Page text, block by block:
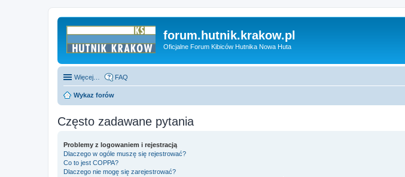
forum.hutnik.krakow.pl
Oficjalne Forum Kibiców Hutnika Nowa Huta
Więcej… FAQ
Wykaz forów
Często zadawane pytania
Problemy z logowaniem i rejestracją
Dlaczego w ogóle muszę się rejestrować?
Co to jest COPPA?
Dlaczego nie mogę się zarejestrować?